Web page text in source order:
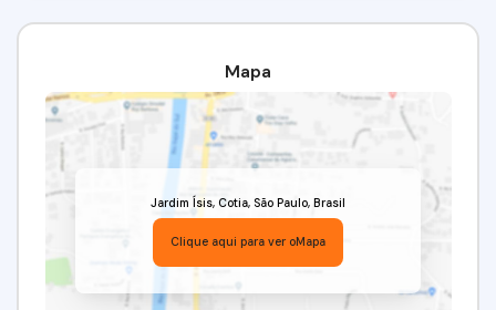
Mapa
Jardim Ísis, Cotia, São Paulo, Brasil
Clique aqui para ver oMapa